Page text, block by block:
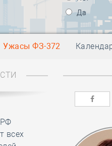
Да
Ужасы ФЗ-372
всех